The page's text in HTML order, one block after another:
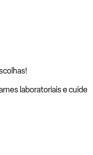
laboratoriais e cuide